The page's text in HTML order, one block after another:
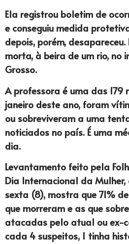
Ela registrou boletim de
e conseguiu medida
depois, porém,
morta, à beira de um rio, no
Grosso.
A professora é uma das 179
janeiro deste ano, foram
ou sobreviveram a uma
noticiados no país. É uma
dia.
Levantamento feito pela
Dia Internacional da
sexta (8), mostra que 71%
que morreram e as que
atacadas pelo atual ou ex-
cada 4 suspeitos, 1 tinha